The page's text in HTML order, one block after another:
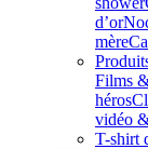
d’or
mère
Films
héros
vidéo
T-shirt